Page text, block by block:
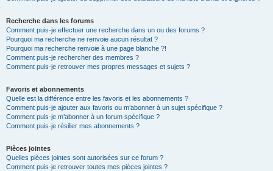
Recherche dans les forums
Comment puis-je effectuer une recherche dans un ou des forums ?
Pourquoi ma recherche ne renvoie aucun résultat ?
Pourquoi ma recherche renvoie à une page blanche ?!
Comment puis-je rechercher des membres ?
Comment puis-je retrouver mes propres messages et sujets ?
Favoris et abonnements
Quelle est la différence entre les favoris et les abonnements ?
Comment puis-je ajouter aux favoris ou m’abonner à un sujet spécifique ?
Comment puis-je m’abonner à un forum spécifique ?
Comment puis-je résilier mes abonnements ?
Pièces jointes
Quelles pièces jointes sont autorisées sur ce forum ?
Comment puis-je retrouver toutes mes pièces jointes ?